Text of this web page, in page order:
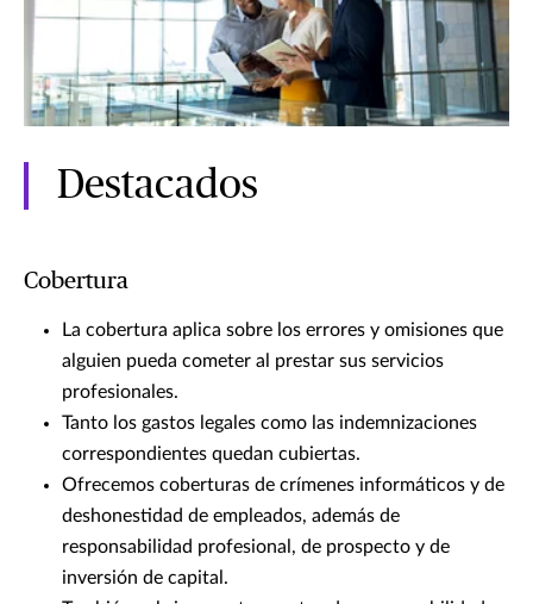
Destacados
Cobertura
La cobertura aplica sobre los errores y omisiones que
alguien pueda cometer al prestar sus servicios
profesionales.
Tanto los gastos legales como las indemnizaciones
correspondientes quedan cubiertas.
Ofrecemos coberturas de crímenes informáticos y de
deshonestidad de empleados, además de
responsabilidad profesional, de prospecto y de
inversión de capital.